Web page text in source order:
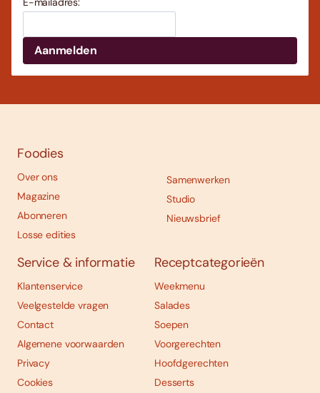
Foodies
Over ons
Magazine
Abonneren
Losse edities
Samenwerken
Studio
Nieuwsbrief
Service & informatie
Klantenservice
Veelgestelde vragen
Contact
Algemene voorwaarden
Privacy
Cookies
Receptcategorieën
Weekmenu
Salades
Soepen
Voorgerechten
Hoofdgerechten
Desserts